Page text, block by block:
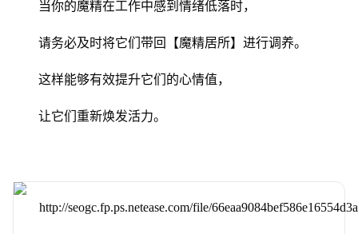
当你的魔精在工作中感到情绪低落时，
请务必及时将它们带回【魔精居所】进行调养。
这样能够有效提升它们的心情值，
让它们重新焕发活力。